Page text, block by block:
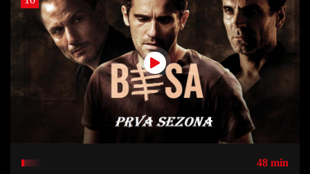
48 min